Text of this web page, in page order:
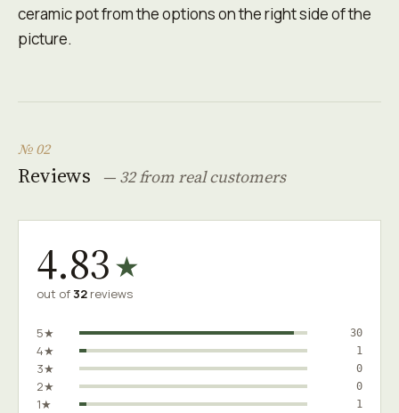
ceramic pot from the options on the right side of the
picture.
№ 02
Reviews — 32 from real customers
4.83★
out of 32 reviews
5★ 30
4★ 1
3★ 0
2★ 0
1★ 1